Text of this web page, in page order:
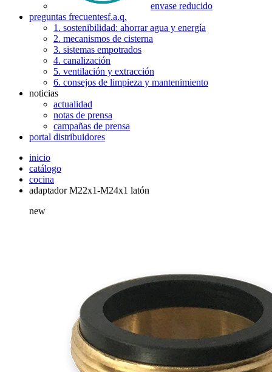
envase reducido
preguntas frecuentesf.a.q.
1. sostenibilidad: ahorrar agua y energía
2. mecanismos de cisterna
3. sistemas empotrados
4. canalización
5. ventilación y extracción
6. consejos de limpieza y mantenimiento
noticias
actualidad
notas de prensa
campañas de prensa
portal distribuidores
inicio
catálogo
cocina
adaptador M22x1-M24x1 latón
new